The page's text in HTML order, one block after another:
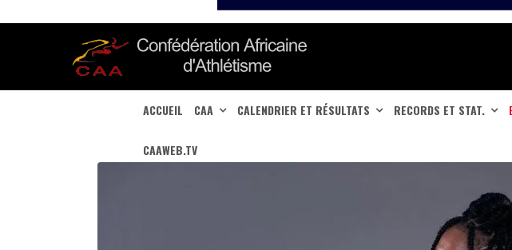
ACCUEIL CAA CALENDRIER ET RÉSULTATS RECORDS ET STAT.
CAAWEB.TV